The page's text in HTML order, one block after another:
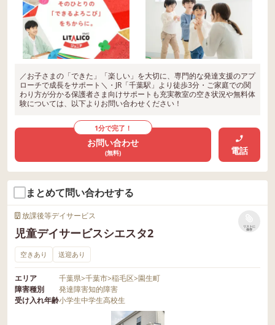
／お子さまの「できた」「楽しい」を大切に、専門的な発達支援のアプ
ローチで成長をサポート＼・JR「千葉駅」より徒歩3分・ご家庭での関
わり方が分かる保護者さま向けサポートも充実教室の空き状況や無料体
験については、以下よりお問い合わせください！
1分で完了！
お問い合わせ
(無料) 電話
まとめて問い合わせする
放課後等デイサービス
児童デイサービスシエスタ2
リストに
保存
空きあり 送迎あり
エリア 千葉県>千葉市>稲毛区>園生町
障害種別
発達障害知的障害
受け入れ年齢小学生中学生高校生